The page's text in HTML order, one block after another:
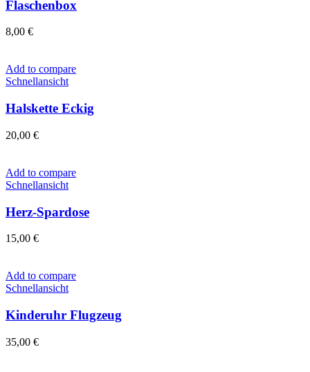
Flaschenbox
8,00 €
Add to compare
Schnellansicht
Halskette Eckig
20,00 €
Add to compare
Schnellansicht
Herz-Spardose
15,00 €
Add to compare
Schnellansicht
Kinderuhr Flugzeug
35,00 €